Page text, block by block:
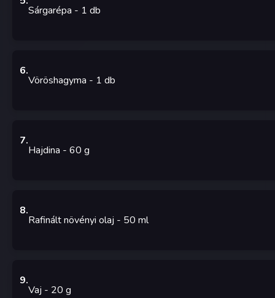
Sárgarépa - 1 db
6.
Vöröshagyma - 1 db
7.
Hajdina - 60 g
8.
Rafinált növényi olaj - 50 ml
9.
Vaj - 20 g